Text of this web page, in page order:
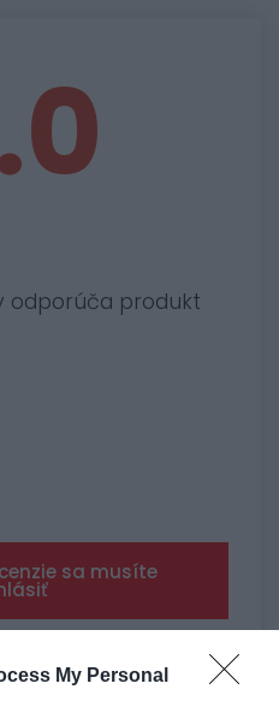
My Personal
odporúča produkt
sa musíte